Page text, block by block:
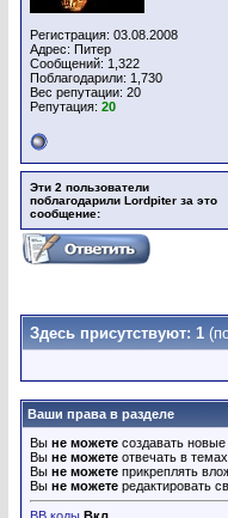
Регистрация: 03.08.2008
Адрес: Питер
Сообщений: 1,322
Поблагодарили: 1,730
Вес репутации: 20
Репутация: 20
Эти 2 пользователи
поблагодарили Lordpiter за это
сообщение:
Здесь присутствуют: 1
Ваши права в разделе
Вы не можете создавать
Вы не можете отвечать в темах
Вы не можете прикреплять
Вы не можете редактировать